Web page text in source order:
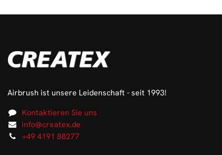
Airbrush ist unsere Leidenschaft - seit 1993!
Kontaktieren Sie uns
info@createx.de
+49 4191 88277